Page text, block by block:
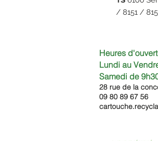
/ 8151 /
Heures
Lundi au
Samedi de
28 rue de la
09 80 89 67 56